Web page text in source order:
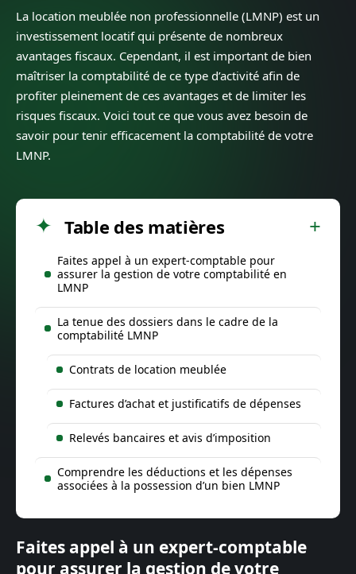
La location meublée non professionnelle (LMNP) est un
investissement locatif qui présente de nombreux
avantages fiscaux. Cependant, il est important de bien
maîtriser la comptabilité de ce type d’activité afin de
profiter pleinement de ces avantages et de limiter les
risques fiscaux. Voici tout ce que vous avez besoin de
savoir pour tenir efficacement la comptabilité de votre
LMNP.
Table des matières
Faites appel à un expert-comptable pour
assurer la gestion de votre comptabilité en
LMNP
La tenue des dossiers dans le cadre de la
comptabilité LMNP
Contrats de location meublée
Factures d’achat et justificatifs de dépenses
Relevés bancaires et avis d’imposition
Comprendre les déductions et les dépenses
associées à la possession d’un bien LMNP
Faites appel à un expert-comptable
pour assurer la gestion de votre